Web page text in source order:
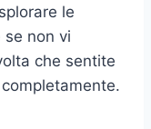
le
non vi
che sentite